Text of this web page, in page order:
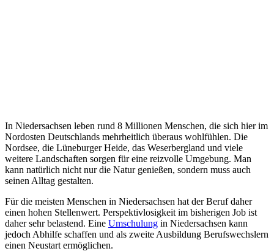
In Niedersachsen leben rund 8 Millionen Menschen, die sich hier im
Nordosten Deutschlands mehrheitlich überaus wohlfühlen. Die
Nordsee, die Lüneburger Heide, das Weserbergland und viele
weitere Landschaften sorgen für eine reizvolle Umgebung. Man
kann natürlich nicht nur die Natur genießen, sondern muss auch
seinen Alltag gestalten.
Für die meisten Menschen in Niedersachsen hat der Beruf daher
einen hohen Stellenwert. Perspektivlosigkeit im bisherigen Job ist
daher sehr belastend. Eine Umschulung in Niedersachsen kann
jedoch Abhilfe schaffen und als zweite Ausbildung Berufswechslern
einen Neustart ermöglichen.